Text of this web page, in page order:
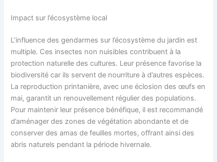
Impact sur l’écosystème local
L’influence des gendarmes sur l’écosystème du jardin est
multiple. Ces insectes non nuisibles contribuent à la
protection naturelle des cultures. Leur présence favorise la
biodiversité car ils servent de nourriture à d’autres espèces.
La reproduction printanière, avec une éclosion des œufs en
mai, garantit un renouvellement régulier des populations.
Pour maintenir leur présence bénéfique, il est recommandé
d’aménager des zones de végétation abondante et de
conserver des amas de feuilles mortes, offrant ainsi des
abris naturels pendant la période hivernale.